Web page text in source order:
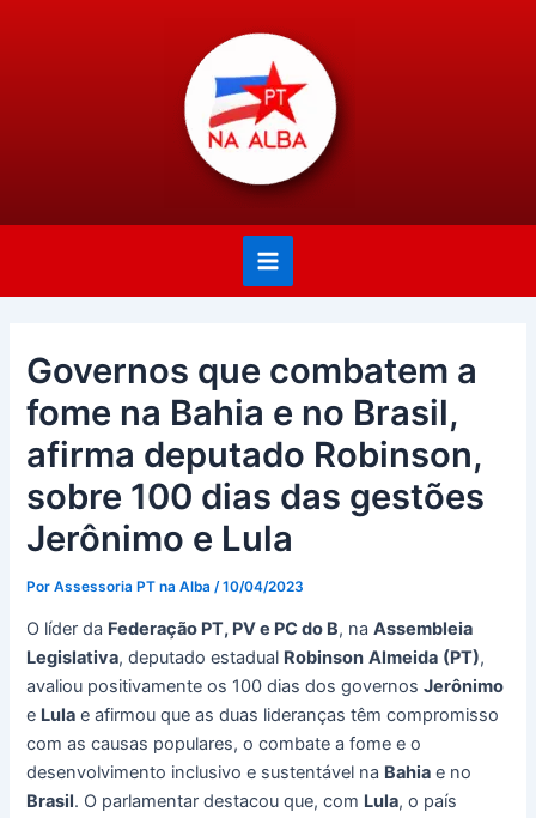
Menu
Governos que combatem a
fome na Bahia e no Brasil,
afirma deputado Robinson,
sobre 100 dias das gestões
Jerônimo e Lula
PorAssessoria PT na Alba/10/04/2023
O líder da Federação PT, PV e PC do B, naAssembleia
Legislativa, deputado estadual Robinson Almeida (PT),
avaliou positivamente os 100 dias dos governosJerônimo
e Lula e afirmou que as duas lideranças têm compromisso
com as causas populares, o combate a fome e o
desenvolvimento inclusivo e sustentável na Bahia e no
Brasil. O parlamentar destacou que, com Lula, o país